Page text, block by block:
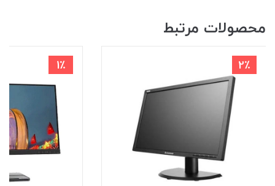
محصولات مرتبط
2٪ 1٪